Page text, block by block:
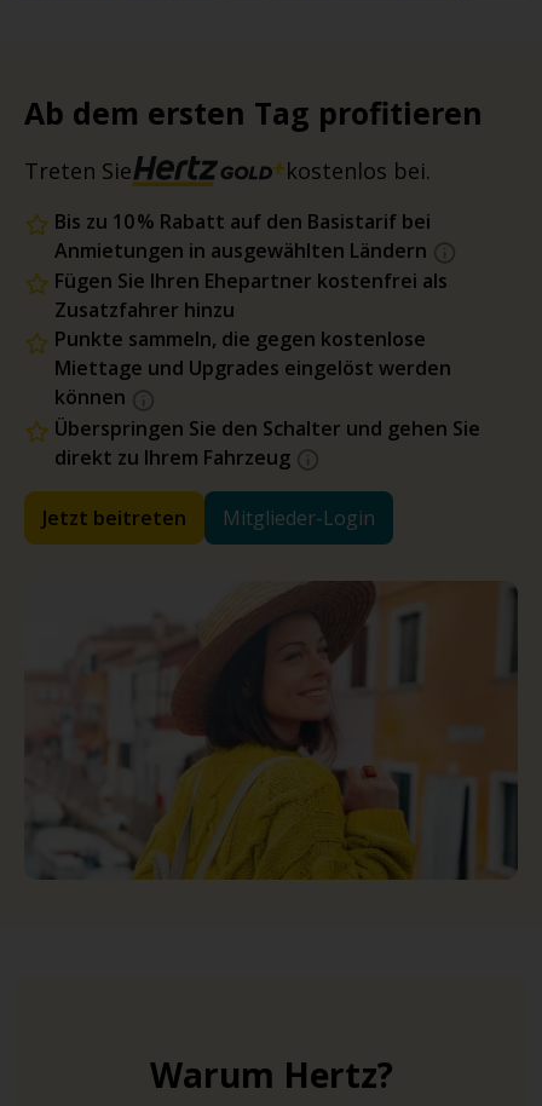
Ab dem ersten Tag profitieren
Treten Sie kostenlos bei.
Bis zu 10 % Rabatt auf den Basistarif bei
Anmietungen in ausgewählten Ländern
Fügen Sie Ihren Ehepartner kostenfrei als
Zusatzfahrer hinzu
Punkte sammeln, die gegen kostenlose
Miettage und Upgrades eingelöst werden
können
Überspringen Sie den Schalter und gehen Sie
direkt zu Ihrem Fahrzeug
Jetzt beitreten Mitglieder-Login
Warum Hertz?